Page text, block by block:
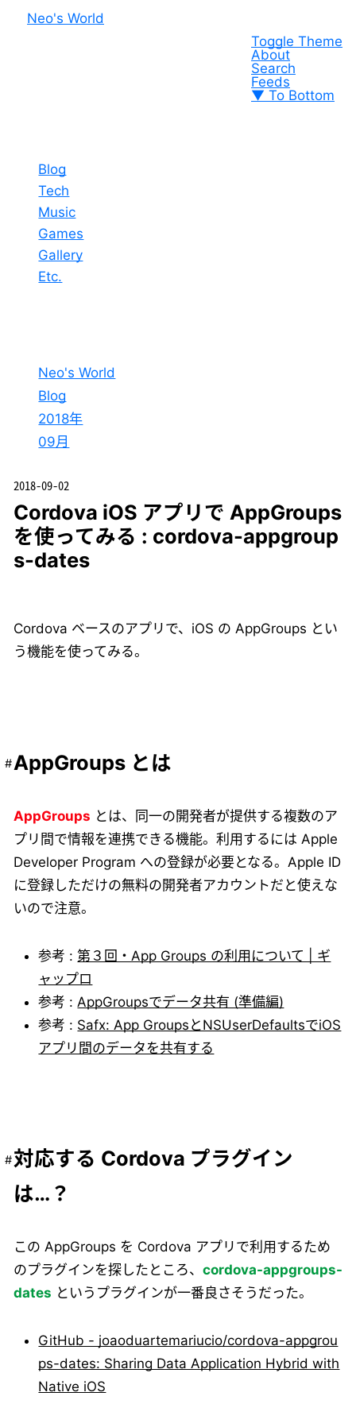
Neo's World
Toggle Theme
About
Search
Feeds
▼ To Bottom
Blog
Tech
Music
Games
Gallery
Etc.
Neo's World
Blog
2018年
09月
2018-09-02
Cordova iOS アプリで AppGroups
を使ってみる : cordova-appgroup
s-dates
Cordova ベースのアプリで、iOS の AppGroups とい
う機能を使ってみる。
AppGroups とは
AppGroups とは、同一の開発者が提供する複数のア
プリ間で情報を連携できる機能。利用するには Apple
Developer Program への登録が必要となる。Apple ID
に登録しただけの無料の開発者アカウントだと使えな
いので注意。
参考 :第３回・App Groups の利用について | ギ
ャップロ
参考 : AppGroupsでデータ共有 (準備編)
参考 : Safx: App GroupsとNSUserDefaultsでiOS
アプリ間のデータを共有する
対応する Cordova プラグイン
は…？
この AppGroups を Cordova アプリで利用するため
のプラグインを探したところ、 cordova-appgroups-
dates というプラグインが一番良さそうだった。
GitHub - joaoduartemariucio/cordova-appgrou
ps-dates: Sharing Data Application Hybrid with
Native iOS